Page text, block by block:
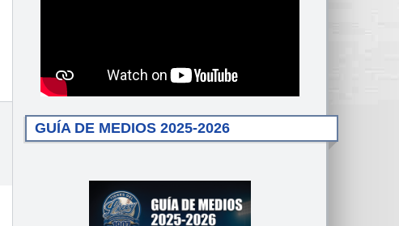
GUÍA DE MEDIOS 2025-2026